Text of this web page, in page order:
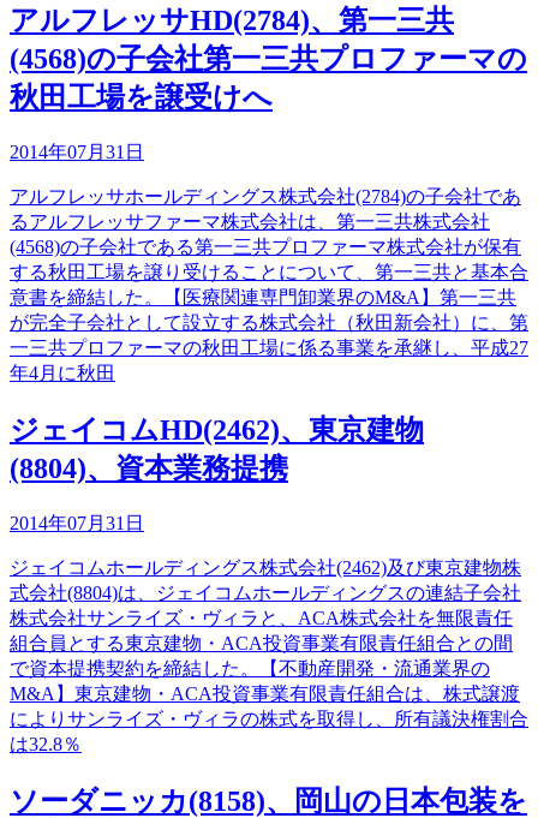
アルフレッサHD(2784)、第一三共
(4568)の子会社第一三共プロファーマの
秋田工場を譲受けへ
2014年07月31日
アルフレッサホールディングス株式会社(2784)の子会社であ
るアルフレッサファーマ株式会社は、第一三共株式会社
(4568)の子会社である第一三共プロファーマ株式会社が保有
する秋田工場を譲り受けることについて、第一三共と基本合
意書を締結した。【医療関連専門卸業界のM&A】第一三共
が完全子会社として設立する株式会社（秋田新会社）に、第
一三共プロファーマの秋田工場に係る事業を承継し、平成27
年4月に秋田
ジェイコムHD(2462)、東京建物
(8804)、資本業務提携
2014年07月31日
ジェイコムホールディングス株式会社(2462)及び東京建物株
式会社(8804)は、ジェイコムホールディングスの連結子会社
株式会社サンライズ・ヴィラと、ACA株式会社を無限責任
組合員とする東京建物・ACA投資事業有限責任組合との間
で資本提携契約を締結した。【不動産開発・流通業界の
M&A】東京建物・ACA投資事業有限責任組合は、株式譲渡
によりサンライズ・ヴィラの株式を取得し、所有議決権割合
は32.8％
ソーダニッカ(8158)、岡山の日本包装を